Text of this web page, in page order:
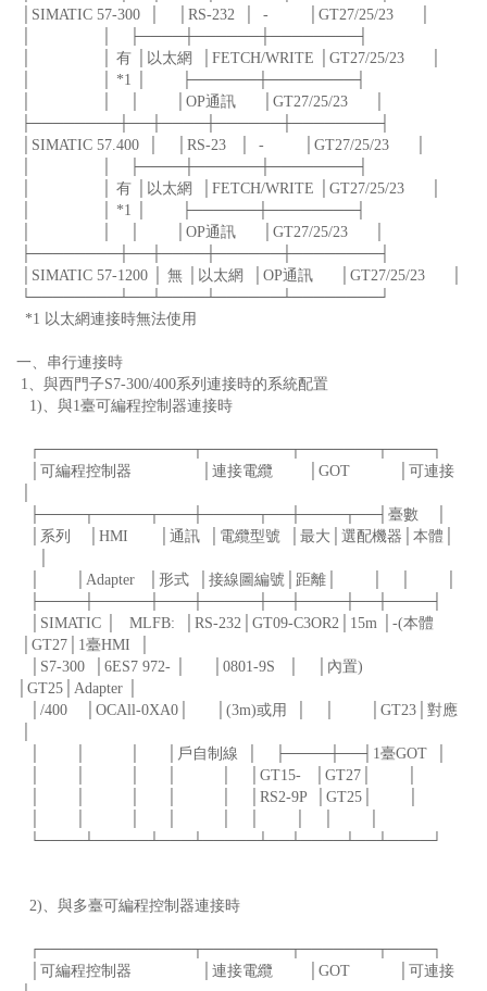
│SIMATIC 57-300 │ │RS-232 │ - │GT27/25/23 │
│ │ ├────┼──────┼────────┤
│ │ 有 │以太網 │FETCH/WRITE │GT27/25/23 │
│ │ *1 │ ├──────┼────────┤
│ │ │ │OP通訊 │GT27/25/23 │
├────────┼──┼────┼──────┼────────┤
│SIMATIC 57.400 │ │RS-23 │ - │GT27/25/23 │
│ │ ├────┼──────┼────────┤
│ │ 有 │以太網 │FETCH/WRITE │GT27/25/23 │
│ │ *1 │ ├──────┼────────┤
│ │ │ │OP通訊 │GT27/25/23 │
├────────┼──┼────┼──────┼────────┤
│SIMATIC 57-1200 │ 無 │以太網 │OP通訊 │GT27/25/23 │
└────────┴──┴────┴──────┴────────┘
*1 以太網連接時無法使用
一、串行連接時
1、與西門子S7-300/400系列連接時的系統配置
1)、與1臺可編程控制器連接時
┌──────────────┬────────┬───────┬────┐
│可編程控制器 │連接電纜 │GOT │可連接
├────┬─────┬───┼─────┬──┼────┬──┤臺數 │
│系列 │HMI │通訊 │電纜型號 │最大│選配機器│本體│
│ │Adapter │形式 │接線圖編號│距離│ │ │ │
├────┼─────┼───┼─────┼──┼────┼──┼────┤
│SIMATIC │ MLFB: │RS-232│GT09-C3OR2│15m │-(本體
│GT27│1臺HMI │
│S7-300 │6ES7 972- │ │0801-9S │ │內置)
│GT25│Adapter │
│/400 │OCAll-0XA0│ │(3m)或用 │ │ │GT23│對應
│ │ │ │戶自制線 │ ├────┼──┤1臺GOT │
│ │ │ │ │ │GT15- │GT27│ │
│ │ │ │ │ │RS2-9P │GT25│ │
└────┴─────┴───┴─────┴──┴────┴──┴────┘
2)、與多臺可編程控制器連接時
┌──────────────┬────────┬───────┬────┐
│可編程控制器 │連接電纜 │GOT │可連接